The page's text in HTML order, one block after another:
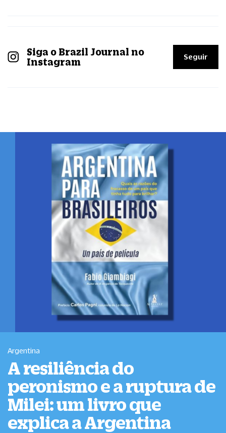
Siga o Brazil Journal no
Instagram
Seguir
Argentina
A resiliência do
peronismo e a ruptura de
Milei: um livro que
explica a Argentina